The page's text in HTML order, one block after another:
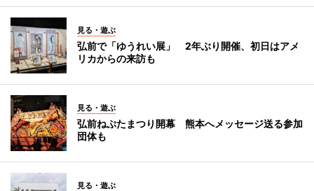
見る・遊ぶ
弘前で「ゆうれい展」 2年ぶり開催、初日はアメ
リカからの来訪も
見る・遊ぶ
弘前ねぷたまつり開幕 熊本へメッセージ送る参加
団体も
見る・遊ぶ